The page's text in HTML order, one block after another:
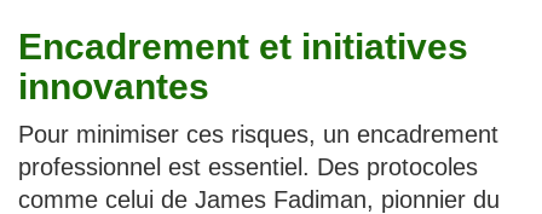
Encadrement et initiatives
innovantes
Pour minimiser ces risques, un encadrement
professionnel est essentiel. Des protocoles
comme celui de James Fadiman, pionnier du